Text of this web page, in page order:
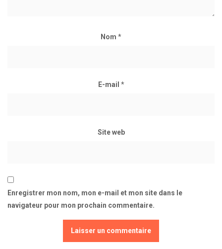
Nom *
E-mail *
Site web
Enregistrer mon nom, mon e-mail et mon site dans le
navigateur pour mon prochain commentaire.